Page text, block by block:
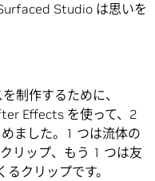
Studio は思いを
制作するために、
Effects を使って、2
ました。1 つは流体の
リップ、もう 1 つは友
クリップです。